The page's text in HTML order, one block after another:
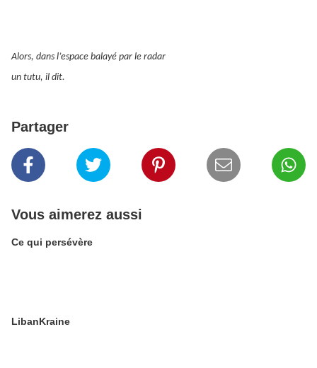
Alors, dans l’espace balayé par le radar
un tutu, il dit.
Partager
Vous aimerez aussi
Ce qui persévère
LibanKraine